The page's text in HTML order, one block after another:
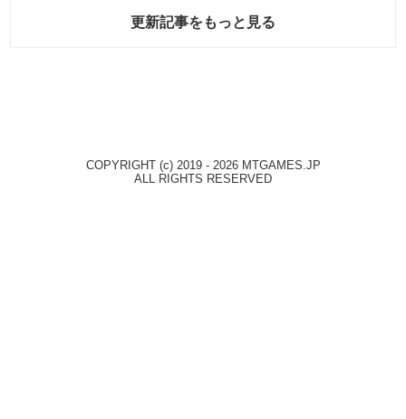
更新記事をもっと見る
COPYRIGHT (c) 2019 - 2026 MTGAMES.JP
ALL RIGHTS RESERVED